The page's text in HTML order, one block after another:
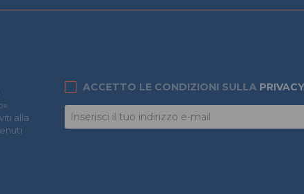
alla
ACCETTO LE CONDIZIONI SULLA PRIVACY